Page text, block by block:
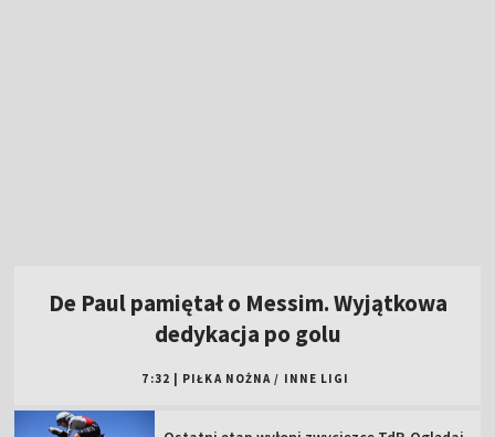
Betclic 1 Liga: sprawdź terminarz i plan
transmisji meczów 3. kolejki
Avia Świdnik – Sandecja Nowy Sącz [NA